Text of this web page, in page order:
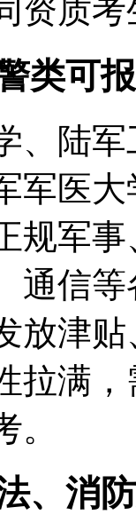
资质考
类可
、陆
军医
规军
通信
放津
拉满
、消